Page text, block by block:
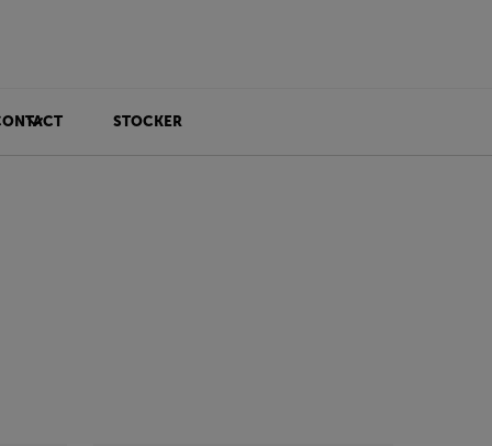
STOCKER